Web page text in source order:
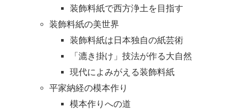
装飾料紙で西方浄土を目指す
装飾料紙の美世界
装飾料紙は日本独自の紙芸術
「漉き掛け」技法が作る大自然
現代によみがえる装飾料紙
平家納経の模本作り
模本作りへの道